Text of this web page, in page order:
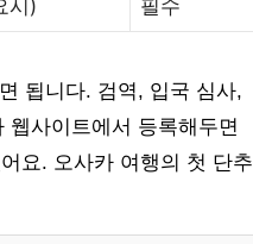
시) 필수
됩니다. 검역, 입국 심사,
사이트에서 등록해두면
요. 오사카 여행의 첫 단추